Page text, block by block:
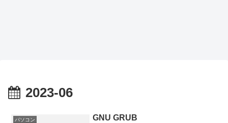
2023-06
パソコン GNU GRUB